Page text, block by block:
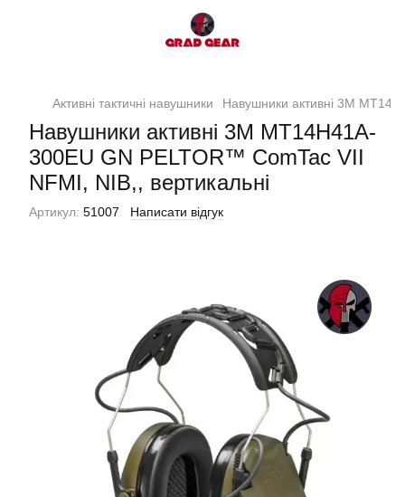
Активні тактичні навушники Навушники активні 3M
Навушники активні 3M MT14H41A-
300EU GN PELTOR™ ComTac VII
NFMI, NIB,, вертикальні
Артикул: 51007 Написати відгук